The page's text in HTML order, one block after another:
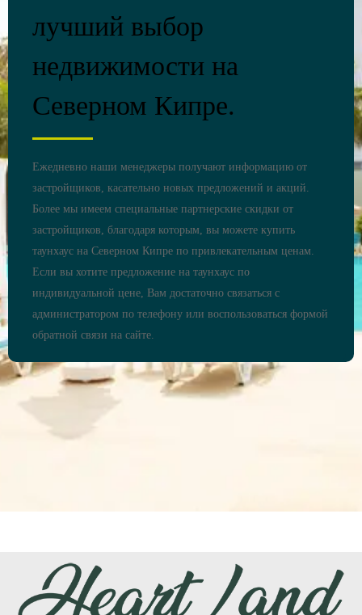
лучший выбор
недвижимости на
Северном Кипре.
Ежедневно наши менеджеры получают информацию от
застройщиков, касательно новых предложений и акций.
Более мы имеем специальные партнерские скидки от
застройщиков, благодаря которым, вы можете купить
таунхаус на Северном Кипре по привлекательным ценам.
Если вы хотите предложение на таунхаус по
индивидуальной цене, Вам достаточно связаться с
администратором по телефону или воспользоваться формой
обратной связи на сайте.